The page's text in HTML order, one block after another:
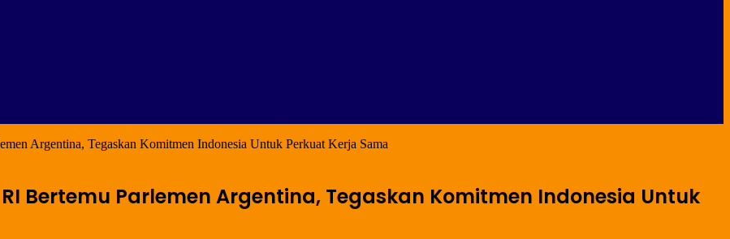
Argentina, Tegaskan Komitmen Indonesia Untuk Perkuat Kerja Sama
Bertemu Parlemen Argentina, Tegaskan Komitmen Indonesia Untuk